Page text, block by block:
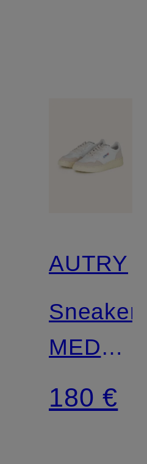
AUTRY
Sneaker
LOW
LS
180 €